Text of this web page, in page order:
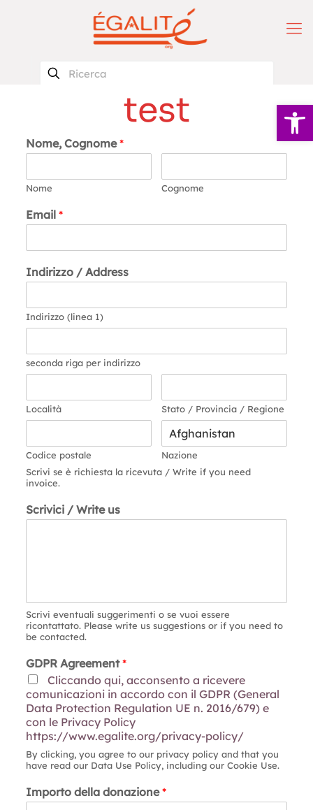
Apri la
test
Nome, Cognome*
Nome Cognome
Email *
Indirizzo / Address
Indirizzo (linea 1)
seconda riga per indirizzo
Località Stato / Provincia / Regione
Codice postale
Nazione
Scrivi se è richiesta la ricevuta / Write if you need
invoice.
Scrivici / Write us
Scrivi eventuali suggerimenti o se vuoi essere
ricontattato. Please write us suggestions or if you need to
be contacted.
GDPR Agreement*
Cliccando qui, acconsento a ricevere
comunicazioni in accordo con il GDPR (General
Data Protection Regulation UE n. 2016/679) e
con le Privacy Policy
https://www.egalite.org/privacy-policy/
By clicking, you agree to our privacy policy and that you
have read our Data Use Policy, including our Cookie Use.
Importo della donazione*